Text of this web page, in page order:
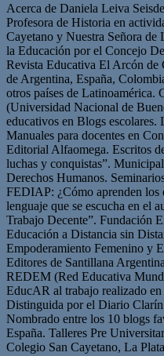
Acerca de Daniela Leiva
Profesora de Historia en
Cayetano y Nuestra Señora de
la Educación por el Concejo
Revista Educativa El Arcón de
de Argentina, España,
otros países de
(Universidad Nacional de
educativos en Blogs
Manuales para docentes en
Editorial Alfaomega. Escritos
luchas y conquistas”.
Derechos Humanos.
FEDIAP: ¿Cómo aprenden
lenguaje que se escucha en el
Trabajo Decente”. Fundación
Educación a Distancia sin
Empoderamiento Femenino y
Editores de Santillana
REDEM (Red Educativa
EducAR al trabajo realizado
Distinguida por el Diario Clarín
Nombrado entre los 10 blogs
España. Talleres Pre
Colegio San Cayetano, La